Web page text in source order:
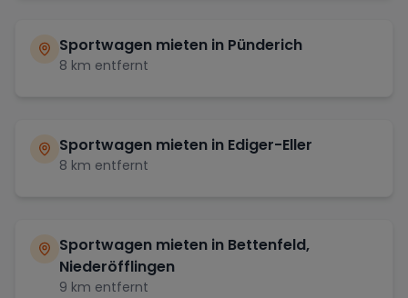
Sportwagen mieten in Pünderich
8 km entfernt
Sportwagen mieten in Ediger-Eller
8 km entfernt
Sportwagen mieten in Bettenfeld,
Niederöfflingen
9 km entfernt